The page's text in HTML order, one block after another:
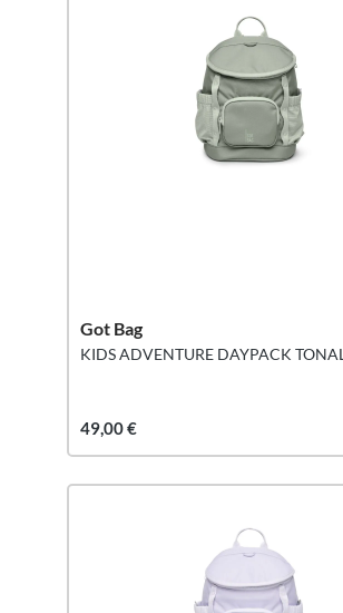
Got Bag
KIDS ADVENTURE DAYPACK
49,00 €